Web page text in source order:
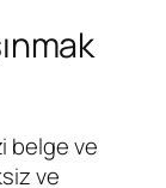
belge ve
ve